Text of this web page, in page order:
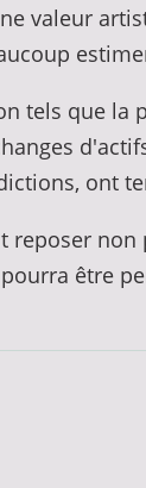
valeur
tels que
ont
reposer
être